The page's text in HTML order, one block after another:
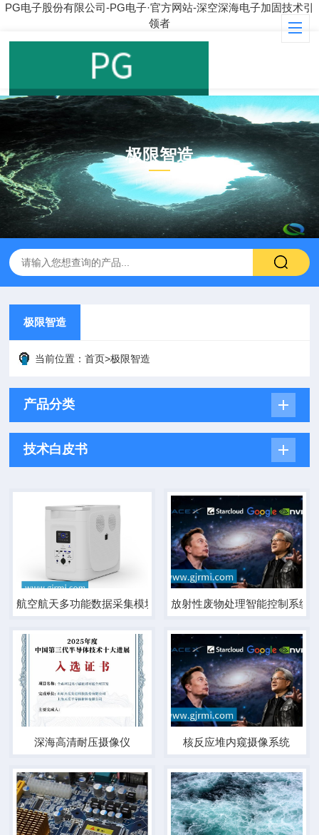
PG电子股份有限公司-PG电子·官方网站-深空深海电子加固技术引
领者
极限智造
PRODUCT
极限智造
当前位置：首页>极限智造
产品分类
技术白皮书
航空航天多功能数据采集模块 放射性废物处理智能控制系统
深海高清耐压摄像仪 核反应堆内窥摄像系统